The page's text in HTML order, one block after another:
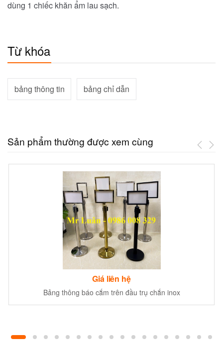
dùng 1 chiếc khăn ẩm lau sạch.
Từ khóa
bảng thông tin bảng chỉ dẫn
Sản phẩm thường được xem cùng
Giá liên hệ
Bảng thông báo cắm trên đầu trụ chắn inox